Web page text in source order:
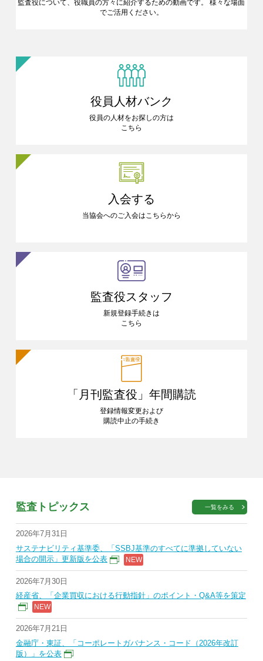
監査役について、役職員の方々に紹介するための動画です。
様々な場面
でご活用ください。
役員人材バンク
役員の人材をお探しの方は
こちら
入会する
当協会へのご入会はこちらから
監査役スタッフ
新規登録手続きは
こちら
「月刊監査役」 年間購読
登録情報変更および
購読中止の手続き
監査トピックス 一覧をみる
2026年7月31日
サステナビリティ基準委、「SSBJ基準のすべてに準拠していない
場合の開示」更新版を公表
2026年7月30日
経産省、「企業買収における行動指針」のポイント・Q&A等を策定
2026年7月21日
金融庁・東証、「コーポレートガバナンス・コード（2026年改訂
版）」を公表